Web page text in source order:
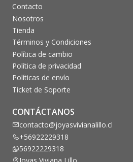
Contacto
Nosotros
Tienda
Términos y Condiciones
Política de cambio
Política de privacidad
Políticas de envío
Ticket de Soporte
CONTÁCTANOS
contacto@joyasvivianalillo.cl
+56922229318
56922229318